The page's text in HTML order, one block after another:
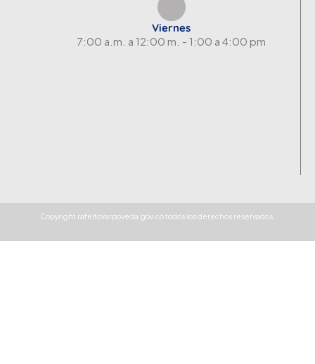
Viernes
7:00 a.m. a 12:00 m. - 1:00 a 4:00 pm
Copyright rafeltovarpoveda.gov.co todos los derechos reservados.